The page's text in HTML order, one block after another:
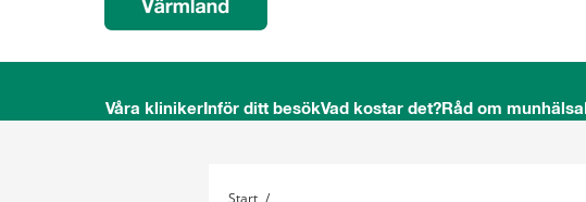
Våra klinikerInför ditt besökVad kostar det?Råd om munhälsa
Start /